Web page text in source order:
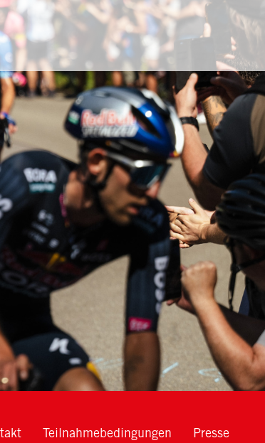
Teilnahmebedingungen Presse